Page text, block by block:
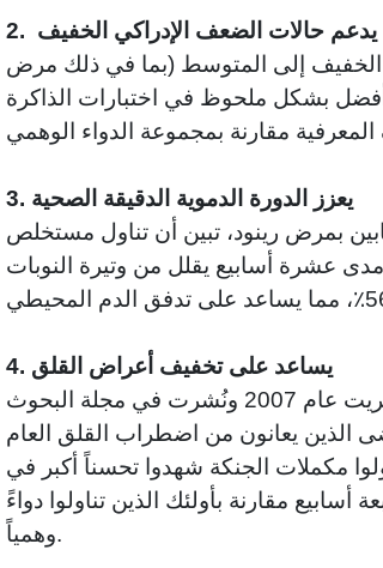
2. يدعم حالات الضعف الإدراكي الخفيف
الخفيف إلى المتوسط ​​(بما في ذلك مرض
نتائج أفضل بشكل ملحوظ في اختبارات الذاكرة
3. يعزز الدورة الدموية الدقيقة الصحية
بمرض رينود، تبين أن تناول مستخلص
مدى عشرة أسابيع يقلل من وتيرة النوبات
4. يساعد على تخفيف أعراض القلق
أفادت دراسة أجريت عام 2007 ونُشرت في مجلة البحوث
الذين يعانون من اضطراب القلق العام
مكملات الجنكة شهدوا تحسناً أكبر في
أسابيع مقارنة بأولئك الذين تناولوا دواءً
وهمياً.